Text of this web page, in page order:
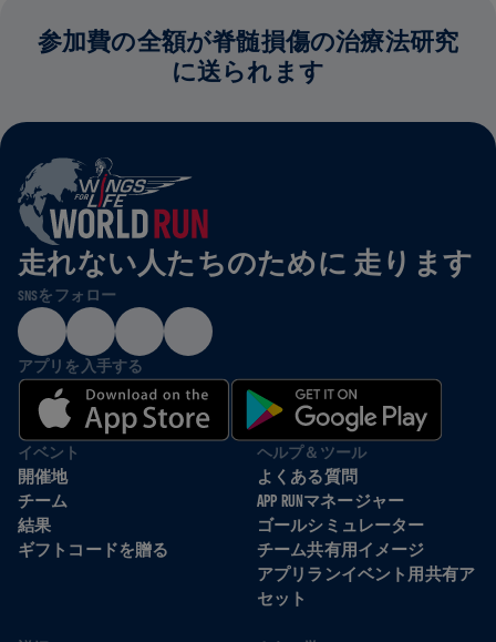
参加費の全額が脊髄損傷の治療法研究
に送られます
走れない人たちのために 走ります
SNSをフォロー
アプリを入手する
イベント
開催地
チーム
結果
ギフトコードを贈る
ヘルプ＆ツール
よくある質問
APP RUNマネージャー
ゴールシミュレーター
チーム共有用イメージ
アプリランイベント用共有ア
セット